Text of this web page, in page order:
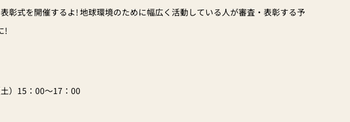
彰式を開催するよ! 地球環境のために幅広く活動している人が審査・表彰する予
!
）15：00〜17：00